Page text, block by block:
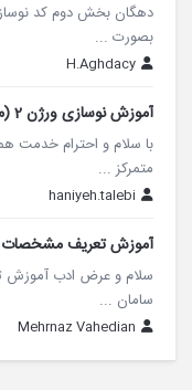
دهگان بخش دوم کد
بصورت ...
H.Aghdacy
آموزش نوسازی ورژن 2 (متمرکز
با سلام و احترام خدمت
متمرکز ...
haniyeh.talebi
آموزش تعریف
سلام و عرض ادب آموزش
سامان ...
Mehrnaz Vahedian